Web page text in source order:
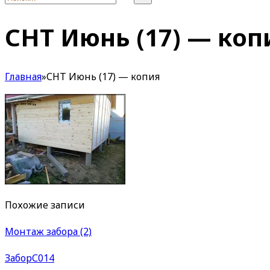
СНТ Июнь (17) —
Главная»СНТ Июнь (17) — копия
Похожие записи
Монтаж забора (2)
ЗаборС014